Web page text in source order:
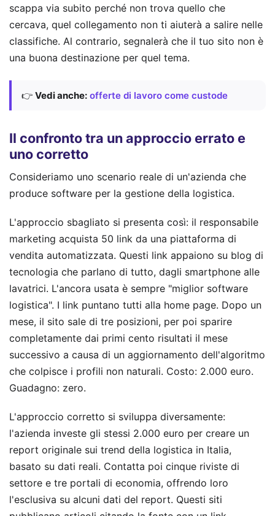
scappa via subito perché non trova quello che
cercava, quel collegamento non ti aiuterà a salire nelle
classifiche. Al contrario, segnalerà che il tuo sito non è
una buona destinazione per quel tema.
👉 Vedi anche: offerte di lavoro come custode
Il confronto tra un approccio errato e
uno corretto
Consideriamo uno scenario reale di un'azienda che
produce software per la gestione della logistica.
L'approccio sbagliato si presenta così: il responsabile
marketing acquista 50 link da una piattaforma di
vendita automatizzata. Questi link appaiono su blog di
tecnologia che parlano di tutto, dagli smartphone alle
lavatrici. L'ancora usata è sempre "miglior software
logistica". I link puntano tutti alla home page. Dopo un
mese, il sito sale di tre posizioni, per poi sparire
completamente dai primi cento risultati il mese
successivo a causa di un aggiornamento dell'algoritmo
che colpisce i profili non naturali. Costo: 2.000 euro.
Guadagno: zero.
L'approccio corretto si sviluppa diversamente:
l'azienda investe gli stessi 2.000 euro per creare un
report originale sui trend della logistica in Italia,
basato su dati reali. Contatta poi cinque riviste di
settore e tre portali di economia, offrendo loro
l'esclusiva su alcuni dati del report. Questi siti